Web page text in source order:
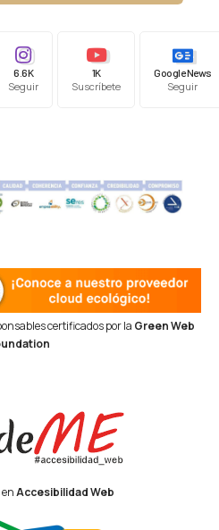
6.6K
Seguir
1K
Suscríbete
Google News
Seguir
certificados por la Green Web
Accesibilidad Web